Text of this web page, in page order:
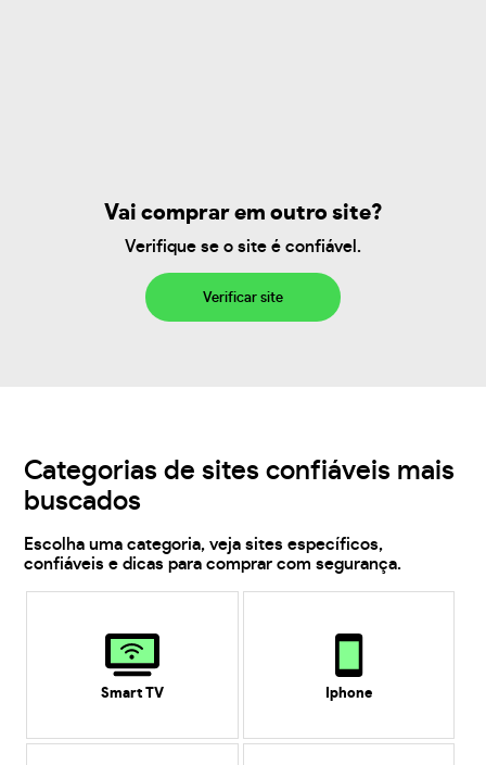
Vai comprar em outro site?
Verifique se o site é confiável.
Verificar site
Categorias de sites confiáveis mais
buscados
Escolha uma categoria, veja sites específicos,
confiáveis e dicas para comprar com segurança.
Smart TV Iphone